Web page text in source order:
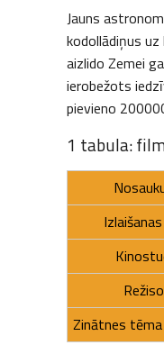
Jauns
kodollādiņus
aizlido Zemei
ierobežots
pievieno
1 tabula:
Zinātnes